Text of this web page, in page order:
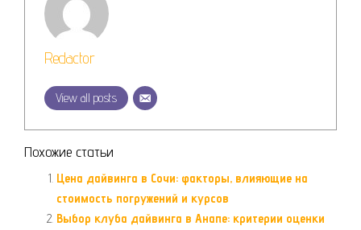
Redactor
View all posts
Похожие статьи
Цена дайвинга в Сочи: факторы, влияющие на
стоимость погружений и курсов
Выбор клуба дайвинга в Анапе: критерии оценки